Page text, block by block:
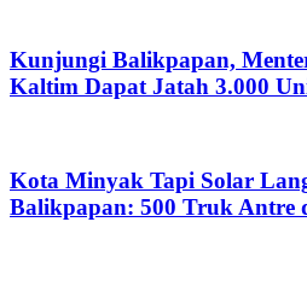
Kunjungi Balikpapan,
Kaltim Dapat Jatah 3.000
Kota Minyak Tapi Solar
Balikpapan: 500 Truk Antre